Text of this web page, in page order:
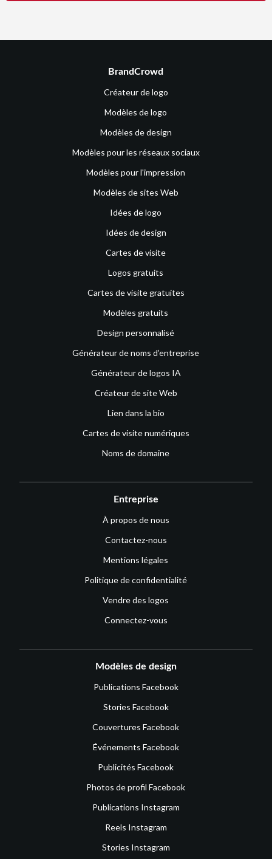
BrandCrowd
Créateur de logo
Modèles de logo
Modèles de design
Modèles pour les réseaux sociaux
Modèles pour l'impression
Modèles de sites Web
Idées de logo
Idées de design
Cartes de visite
Logos gratuits
Cartes de visite gratuites
Modèles gratuits
Design personnalisé
Générateur de noms d’entreprise
Générateur de logos IA
Créateur de site Web
Lien dans la bio
Cartes de visite numériques
Noms de domaine
Entreprise
À propos de nous
Contactez-nous
Mentions légales
Politique de confidentialité
Vendre des logos
Connectez-vous
Modèles de design
Publications Facebook
Stories Facebook
Couvertures Facebook
Événements Facebook
Publicités Facebook
Photos de profil Facebook
Publications Instagram
Reels Instagram
Stories Instagram